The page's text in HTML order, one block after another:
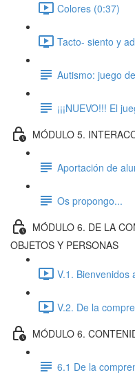
Colores (0:37)
Tacto- siento y
Autismo: juego
¡¡¡NUEVO!!! El
MÓDULO 5.
Aportación de
Os propongo...
MÓDULO 6. DE LA
OBJETOS Y PERSONAS
V.1. Bienvenidos
V.2. De la
MÓDULO 6.
6.1 De la